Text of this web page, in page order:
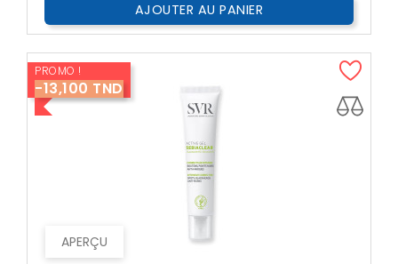
AJOUTER AU PANIER
APERÇU
PROMO !
-13,100 TND